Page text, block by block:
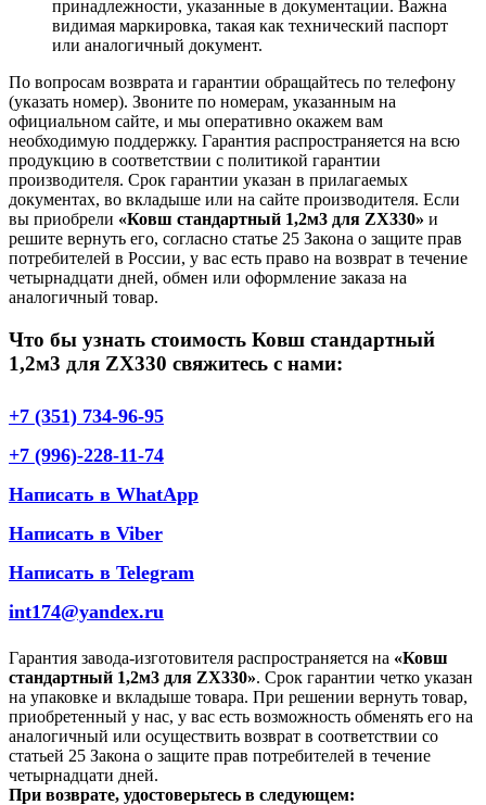
принадлежности, указанные в документации. Важна
видимая маркировка, такая как технический паспорт
или аналогичный документ.
По вопросам возврата и гарантии обращайтесь по телефону
(указать номер). Звоните по номерам, указанным на
официальном сайте, и мы оперативно окажем вам
необходимую поддержку. Гарантия распространяется на всю
продукцию в соответствии с политикой гарантии
производителя. Срок гарантии указан в прилагаемых
документах, во вкладыше или на сайте производителя. Если
вы приобрели «Ковш стандартный 1,2м3 для ZX330» и
решите вернуть его, согласно статье 25 Закона о защите прав
потребителей в России, у вас есть право на возврат в течение
четырнадцати дней, обмен или оформление заказа на
аналогичный товар.
Что бы узнать стоимость Ковш стандартный
1,2м3 для ZX330 свяжитесь с нами:
+7 (351) 734-96-95
+7 (996)-228-11-74
Написать в WhatApp
Написать в Viber
Написать в Telegram
int174@yandex.ru
Гарантия завода-изготовителя распространяется на «Ковш
стандартный 1,2м3 для ZX330». Срок гарантии четко указан
на упаковке и вкладыше товара. При решении вернуть товар,
приобретенный у нас, у вас есть возможность обменять его на
аналогичный или осуществить возврат в соответствии со
статьей 25 Закона о защите прав потребителей в течение
четырнадцати дней.
При возврате, удостоверьтесь в следующем: